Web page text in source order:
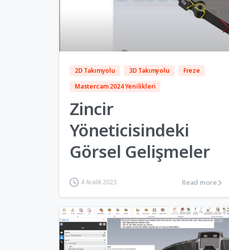
5
2D Takımyolu 3D Takımyolu
Freze
Mastercam 2024 Yenilikleri
Zincir
Yöneticisindeki
Görsel Gelişmeler
4 Aralık 2023 Read more